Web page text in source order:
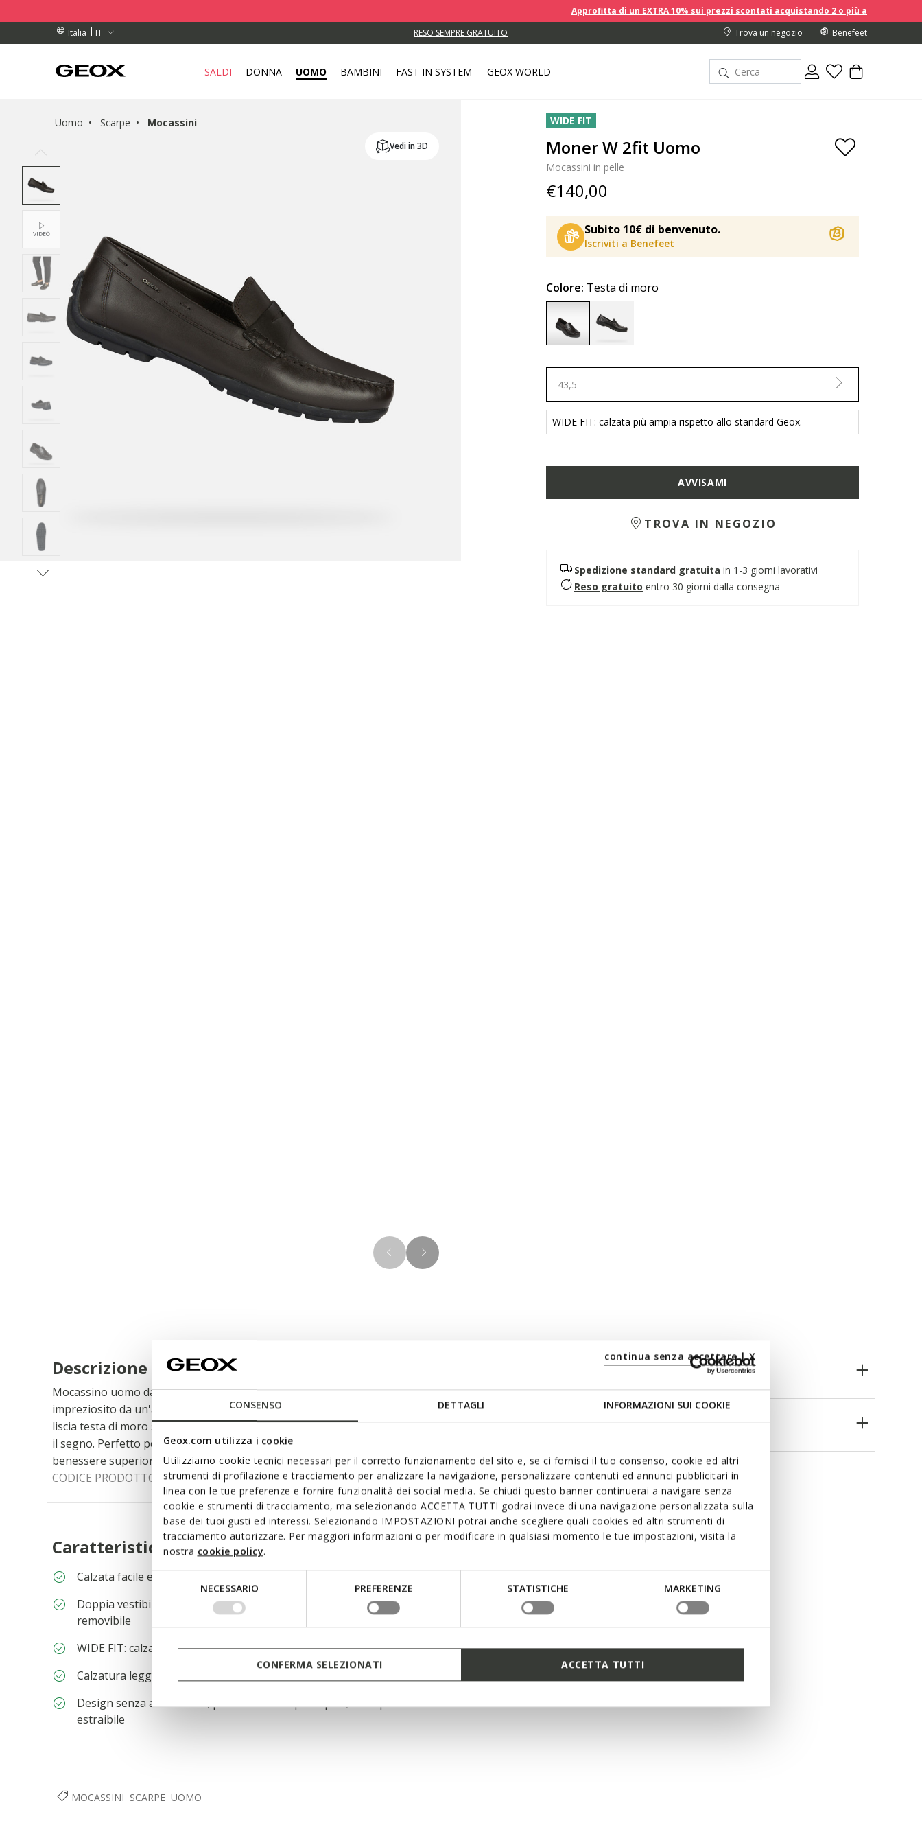
CONSENSO DETTAGLI INFORMAZIONI SUI COOKIE
Geox.com utilizza i cookie
Utilizziamo cookie tecnici necessari per il corretto funzionamento del sito e, se ci fornisci il tuo consenso, cookie ed altri
strumenti di profilazione e tracciamento per analizzare la navigazione, personalizzare contenuti ed annunci pubblicitari in
linea con le tue preferenze e fornire funzionalità dei social media. Se chiudi questo banner continuerai a navigare senza
cookie e strumenti di tracciamento, ma selezionando ACCETTA TUTTI godrai invece di una navigazione personalizzata sulla
base dei tuoi gusti ed interessi. Selezionando IMPOSTAZIONI potrai anche scegliere quali cookies ed altri strumenti di
tracciamento autorizzare. Per maggiori informazioni o per modificare in qualsiasi momento le tue impostazioni, visita la
nostra cookie policy.
Selezione
consenso
NECESSARIO PREFERENZE STATISTICHE MARKETING
continua senza accettare | X
CONFERMA SELEZIONATI ACCETTA TUTTI
Approfitta di un EXTRA 10% sui prezzi scontati acquistando 2 o più articoli!
Italia
IT
SUPERIORI A 99,00 € RITIRA IL TUO ORDINE IN UN PUNTO DI RITIRO VICINO A TE.
SUPERIORI A 99,00 € Trova un negozio Benefeet
SALDI DONNA UOMO BAMBINI FAST IN SYSTEM GEOX WORLD
Uomo Scarpe Mocassini
Vedi in 3D
WIDE FIT
Moner W 2fit Uomo
Mocassini in pelle
€140,00
Subito 10€ di benvenuto.
Iscriviti a Benefeet
Colore: Testa di moro
43,5
WIDE FIT: calzata più ampia rispetto allo standard Geox.
AVVISAMI
TROVA IN NEGOZIO
Spedizione standard gratuita in 1-3 giorni lavorativi
Reso gratuito entro 30 giorni dalla consegna
Descrizione
Mocassino uomo dal grip efficace, confortevole e traspirante. Versatile e
impreziosito da un'allure senza tempo, Moner 2FIT è un mocassino in pelle
liscia testa di moro semplice da indossare, ma soprattutto destinato a lasciare
il segno. Perfetto per donare un tocco in più a innumerevoli look, assicura un
benessere superiore anche grazie a un grip efficace.
CODICE PRODOTTO:
U44Q6D00043C6009
Caratteristiche
Calzata facile e veloce
Doppia vestibilità - regular e wide fit - grazie al sottopiede interno
removibile
WIDE FIT: calzata più ampia rispetto allo standard Geox.
Calzatura leggera
Design senza allacciature, per una calzata più rapida; Sottopiede
estraibile
Tecnologie
MOCASSINI SCARPE UOMO